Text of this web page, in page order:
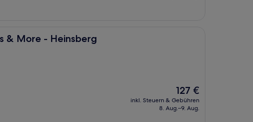
& More - Heinsberg
Heinsberg
Der
Preis
beträgt
127 €
inkl. Steuern & Gebühren
8. Aug.–9. Aug.